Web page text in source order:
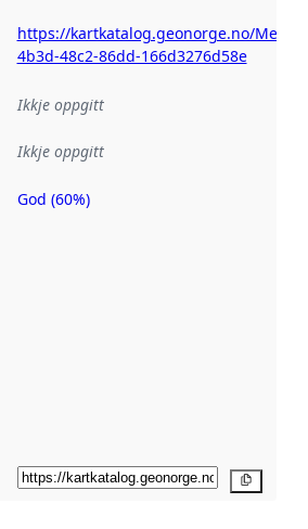
https://kartkatalog.geonorge.no/
4b3d-48c2-86dd-166d3276d58e
Ikkje oppgitt
Ikkje oppgitt
Metadatakvalitet
God (60%)